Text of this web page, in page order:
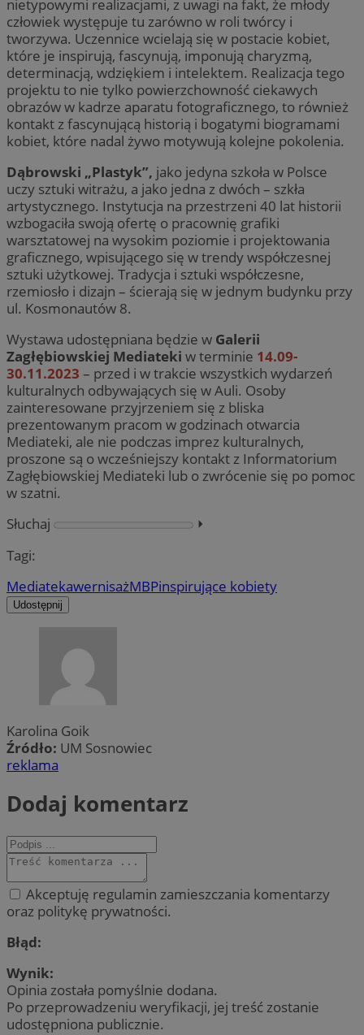
nietypowymi realizacjami, z uwagi na fakt, że młody
człowiek występuje tu zarówno w roli twórcy i
tworzywa. Uczennice wcielają się w postacie kobiet,
które je inspirują, fascynują, imponują charyzmą,
determinacją, wdziękiem i intelektem. Realizacja tego
projektu to nie tylko powierzchowność ciekawych
obrazów w kadrze aparatu fotograficznego, to również
kontakt z fascynującą historią i bogatymi biogramami
kobiet, które nadal żywo motywują kolejne pokolenia.
Dąbrowski „Plastyk”, jako jedyna szkoła w Polsce
uczy sztuki witrażu, a jako jedna z dwóch – szkła
artystycznego. Instytucja na przestrzeni 40 lat historii
wzbogaciła swoją ofertę o pracownię grafiki
warsztatowej na wysokim poziomie i projektowania
graficznego, wpisującego się w trendy współczesnej
sztuki użytkowej. Tradycja i sztuki współczesne,
rzemiosło i dizajn – ścierają się w jednym budynku przy
ul. Kosmonautów 8.
Wystawa udostępniana będzie w Galerii
Zagłębiowskiej Mediateki w terminie 14.09-
30.11.2023 – przed i w trakcie wszystkich wydarzeń
kulturalnych odbywających się w Auli. Osoby
zainteresowane przyjrzeniem się z bliska
prezentowanym pracom w godzinach otwarcia
Mediateki, ale nie podczas imprez kulturalnych,
proszone są o wcześniejszy kontakt z Informatorium
Zagłębiowskiej Mediateki lub o zwrócenie się po pomoc
w szatni.
Słuchaj
⏵︎
Tagi:
MediatekawernisażMBPinspirujące kobiety
Udostępnij
Karolina Goik
Źródło: UM Sosnowiec
reklama
Dodaj komentarz
Akceptuję regulamin zamieszczania komentarzy
oraz politykę prywatności.
Błąd:
Wynik:
Opinia została pomyślnie dodana.
Po przeprowadzeniu weryfikacji, jej treść zostanie
udostępniona publicznie.